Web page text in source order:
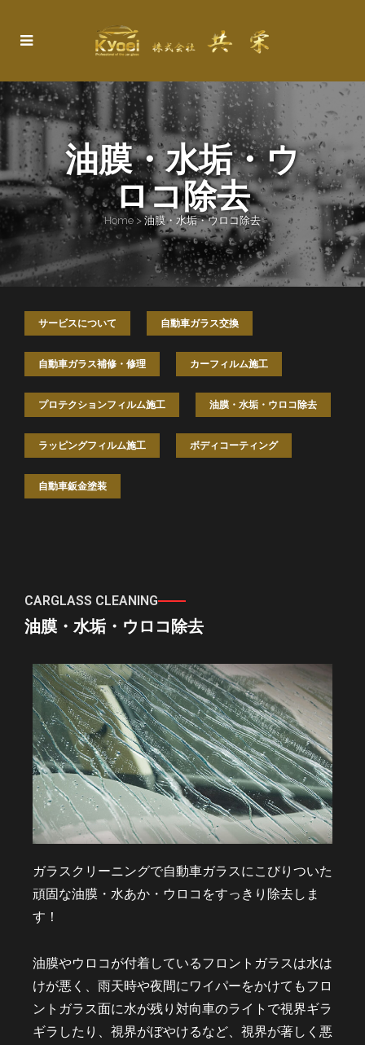
油膜・水垢・ウ
ロコ除去
Home > 油膜・水垢・ウロコ除去
サービスについて 自動車ガラス交換
自動車ガラス補修・修理 カーフィルム施工
プロテクションフィルム施工 油膜・水垢・ウロコ除去
ラッピングフィルム施工 ボディコーティング
自動車鈑金塗装
CARGLASS CLEANING
油膜・水垢・ウロコ除去
ガラスクリーニングで自動車ガラスにこびりついた
頑固な油膜・水あか・ウロコをすっきり除去しま
す！
油膜やウロコが付着しているフロントガラスは水は
けが悪く、雨天時や夜間にワイパーをかけてもフロ
ントガラス面に水が残り対向車のライトで視界ギラ
ギラしたり、視界がぼやけるなど、視界が著しく悪